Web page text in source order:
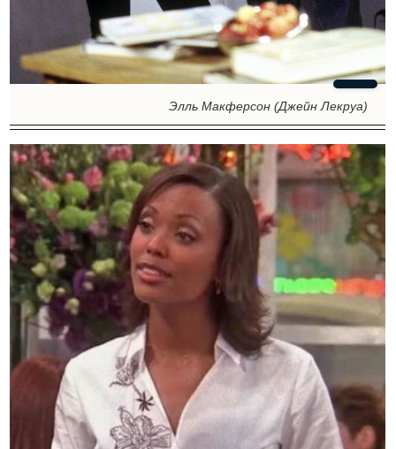
Элль Макферсон (Джейн Лекруа)